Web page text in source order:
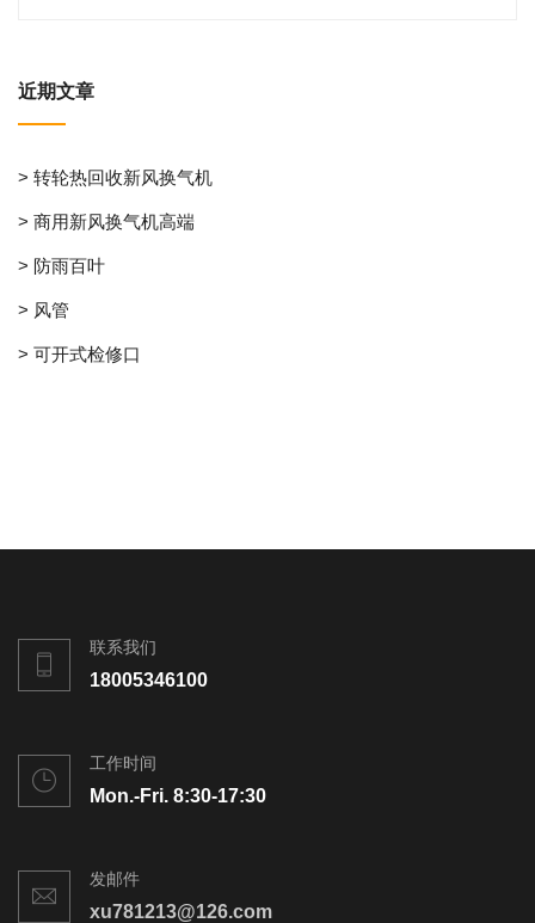
近期文章
> 转轮热回收新风换气机
> 商用新风换气机高端
> 防雨百叶
> 风管
> 可开式检修口
联系我们
18005346100
工作时间
Mon.-Fri. 8:30-17:30
发邮件
xu781213@126.com